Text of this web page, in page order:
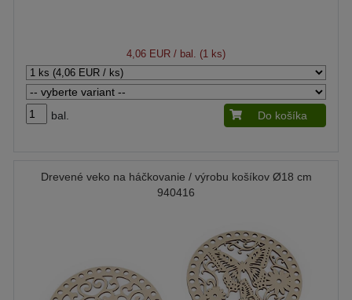
4,06 EUR / bal. (1 ks)
bal. Do košíka
Drevené veko na háčkovanie / výrobu košíkov Ø18 cm
940416